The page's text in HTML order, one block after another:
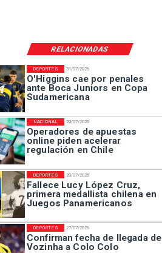
RELACIONADAS
31/07/2026
O'Higgins cae por penales
ante Boca Juniors en Copa
Sudamericana
DEPORTES
29/07/2026
Operadores de apuestas
online piden acelerar
regulación en Chile
NACIONAL
28/07/2026
Fallece Lucy López Cruz,
primera medallista chilena en
Juegos Panamericanos
DEPORTES
27/07/2026
Confirman fecha de llegada de
Vozinha a Colo Colo
DEPORTES